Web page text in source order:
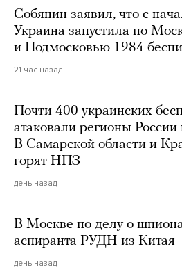
Собянин заявил, что с
Украина запустила по
и Подмосковью 1984
21 час назад
Почти 400 украинских
атаковали регионы
В Самарской области и
горят НПЗ
день назад
В Москве по делу о
аспиранта РУДН из Китая
день назад